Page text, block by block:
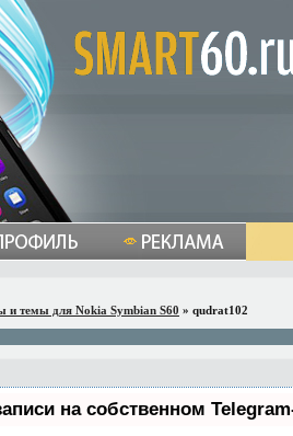
темы для Nokia Symbian S60 » qudrat102
на собственном